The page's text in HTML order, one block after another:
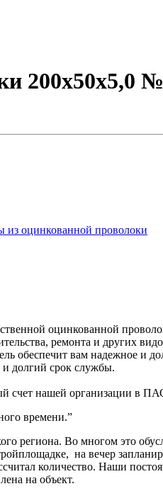
200х50х5,0
из оцинкованной проволоки
оцинкованной
ремонта и других
обеспечит вам надежное и
и долгий срок службы.
счет нашей организации в
времени.”
региона. Во многом это
на вечер
количество.
на объект.